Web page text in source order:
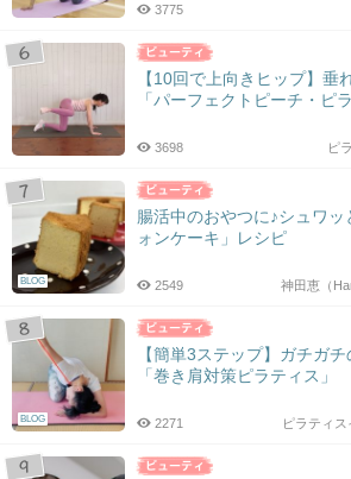
3775
【10回で上向きヒップ】垂
「パーフェクトピーチ・ピ
ピ
3698
BLOG
腸活中のおやつに♪シュワ
ォンケーキ」レシピ
神田恵（
2549
BLOG
【簡単3ステップ】ガチガ
「巻き肩対策ピラティス」
ピラティ
2271